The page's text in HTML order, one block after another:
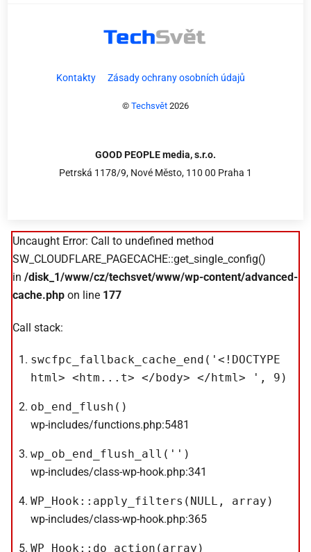
Kontakty Zásady ochrany osobních údajů
© Techsvět 2026
GOOD PEOPLE media, s.r.o.
Petrská 1178/9, Nové Město, 110 00 Praha 1
Uncaught Error: Call to undefined method
SW_CLOUDFLARE_PAGECACHE::get_single_config()
in /disk_1/www/cz/techsvet/www/wp-content/advanced-
cache.php on line 177
Call stack:
swcfpc_fallback_cache_end('<!DOCTYPE
html> <htm...t> </body> </html> ', 9)
ob_end_flush()
wp-includes/functions.php:5481
wp_ob_end_flush_all('')
wp-includes/class-wp-hook.php:341
WP_Hook::apply_filters(NULL, array)
wp-includes/class-wp-hook.php:365
WP_Hook::do_action(array)